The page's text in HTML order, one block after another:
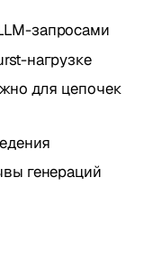
запросами
нагрузке
для цепочек
генераций